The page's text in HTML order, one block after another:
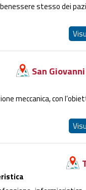
stesso dei
San
meccanica, con